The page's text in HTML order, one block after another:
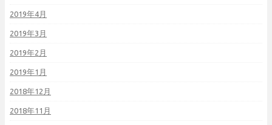
2019年4月
2019年3月
2019年2月
2019年1月
2018年12月
2018年11月